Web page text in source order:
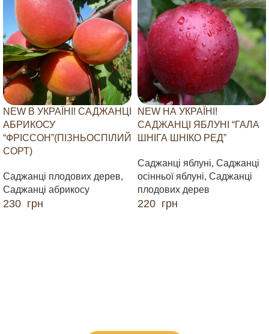
NEW В УКРАЇНІ! САДЖАНЦІ
АБРИКОСУ
“ФРІССОН”(ПІЗНЬОСПІЛИЙ
СОРТ)
Саджанці плодових дерев,
Саджанці абрикосу
230 грн
NEW НА УКРАЇНІ!
САДЖАНЦІ ЯБЛУНІ “ГАЛА
ШНІГА ШНІКО РЕД”
Саджанці яблуні, Саджанці
осінньої яблуні, Саджанці
плодових дерев
220 грн